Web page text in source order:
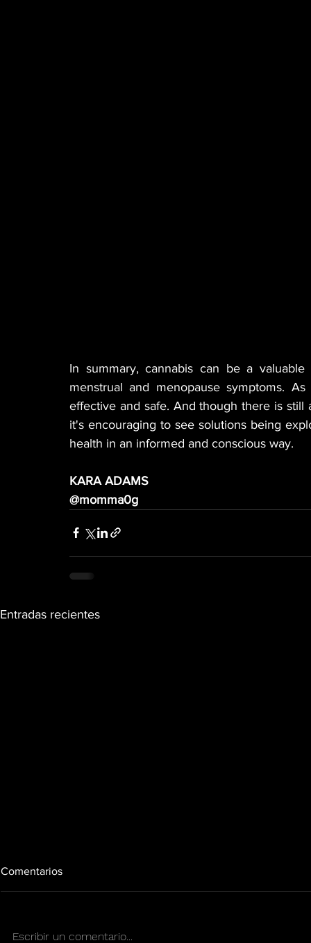
In summary, cannabis can be a
menstrual and menopause symptoms.
effective and safe. And though there is
it's encouraging to see solutions being
health in an informed and conscious way.
KARA ADAMS
@momma0g
Entradas recientes
Comentarios
Escribir un comentario...